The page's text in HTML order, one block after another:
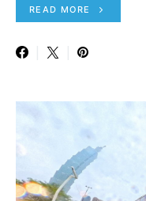
READ MORE